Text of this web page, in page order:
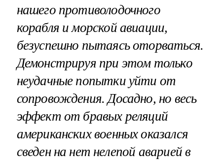
нашего противолодочного
корабля и морской авиации,
безуспешно пытаясь оторваться.
Демонстрируя при этом только
неудачные попытки уйти от
сопровождения. Досадно, но весь
эффект от бравых реляций
американских военных оказался
сведен на нет нелепой аварией в